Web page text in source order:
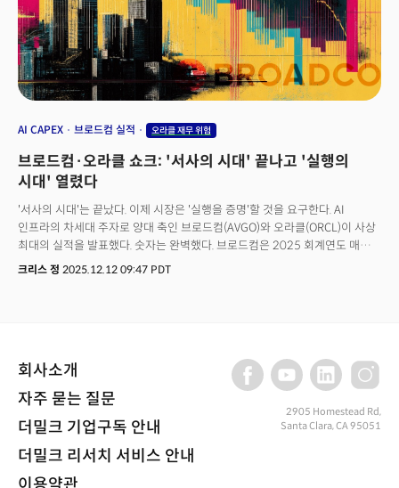
AI CAPEX 브로드컴 실적 오라클 재무 위험
브로드컴·오라클 쇼크: '서사의 시대' 끝나고 '실행의
시대' 열렸다
'서사의 시대'는 끝났다. 이제 시장은 '실행을 증명'할 것을 요구한다. AI
인프라의 차세대 주자로 양대 축인 브로드컴(AVGO)와 오라클(ORCL)이 사상
최대의 실적을 발표했다. 숫자는 완벽했다. 브로드컴은 2025 회계연도 매출
640억 달러로 전년 대비 24%의 성장을 기록했고 AI 반도체 매출만 200억
충격파를 보냈다. 무엇이 문제였을까? 이번 실적 발표가 던진 가장 중요한
신호는 AI 투자의 패러다임 전환이다. 2023년부터 2024년까지 시장은 "AI가
모든 것을 바꿀 것"이라는 서사(narrative)만으로 기업 가치를 정당화했다.
엔비디아와 같은 기업들은 기대와 실적이 부합했지만 많은 기업들이 미래
질문을 바꾸고 있다. 기업들이 하나같이 말하는 "AI 투자는 정말로 수익으로
전환되는가?"를 묻고 있다. 최근 월스트리트 애널리스트들이 이들의 주가
크리스 정 2025.12.12 09:47 PDT
회사소개
자주 묻는 질문
더밀크 기업구독 안내
더밀크 리서치 서비스 안내
2905 Homestead Rd,
Santa Clara, CA 95051